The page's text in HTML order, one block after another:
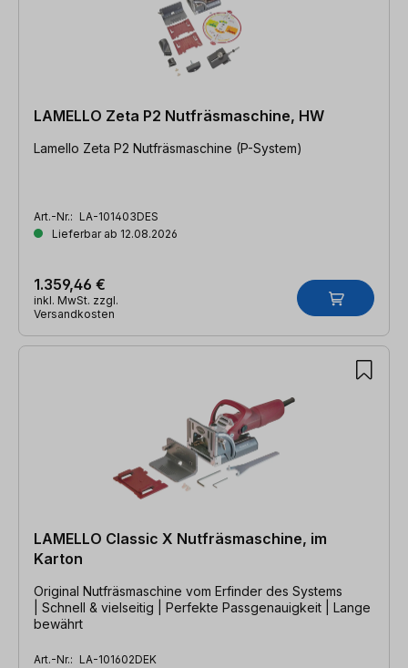
LAMELLO Zeta P2 Nutfräsmaschine, HW
Lamello Zeta P2 Nutfräsmaschine (P-System)
Art.-Nr.: LA-101403DES
Lieferbar ab 12.08.2026
1.359,46 €
inkl. MwSt. zzgl.
Versandkosten
LAMELLO Classic X Nutfräsmaschine, im
Karton
Original Nutfräsmaschine vom Erfinder des Systems
| Schnell & vielseitig | Perfekte Passgenauigkeit | Lange
bewährt
Art.-Nr.: LA-101602DEK